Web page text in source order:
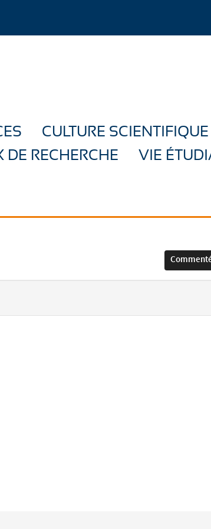
CULTURE SCIENTIFIQUE
DE RECHERCHE
VIE